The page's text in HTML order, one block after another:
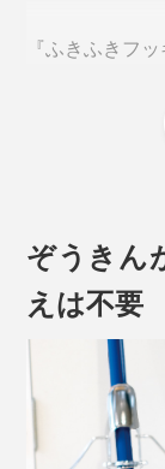
『ふきふきフ
ぞうきん
えは不要